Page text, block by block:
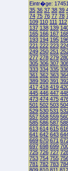
Eintr�ge:
35 36 37 38 39
74 75 76 77 78
109 110 111 112
137 138 139
165 166 167
193 194 195
221 222 223
249 250 251
277 278 279
305 306 307
333 334 335
361 362 363
389 390 391
417 418 419
445 446 447
473 474 475
501 502 503
529 530 531
557 558 559
585 586 587
613 614 615
641 642 643
669 670 671
697 698 699
725 726 727
753 754 755
781 782 783